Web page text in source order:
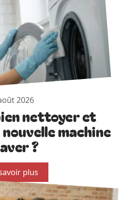
2026
nettoyer et
machine
?
plus